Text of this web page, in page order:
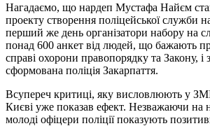
Нагадаємо, що нардеп Мустафа Найєм
проекту створення поліцейської служби
перший же день організатори набору на
понад 600 анкет від людей, що бажають
справі охорони правопорядку та Закону, і
сформована поліція Закарпаття.
Всупереч критиці, яку висловлюють у
Києві уже показав ефект. Незважаючи на
молоді офіцери поліції показують